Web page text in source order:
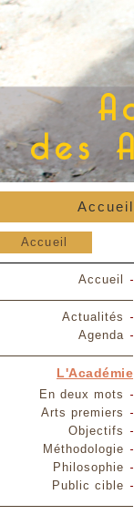
Accueil
Accueil
Accueil
Actualités
Agenda
L'Académie
En deux mots
Arts premiers
Objectifs
Méthodologie
Philosophie
Public cible